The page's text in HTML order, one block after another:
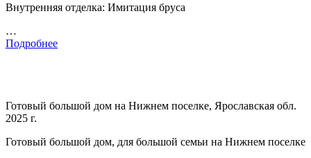
Внутренняя отделка: Имитация бруса
…
Подробнее
Готовый большой дом на Нижнем поселке, Ярославская обл.
2025 г.
Готовый большой дом, для большой семьи на Нижнем поселке